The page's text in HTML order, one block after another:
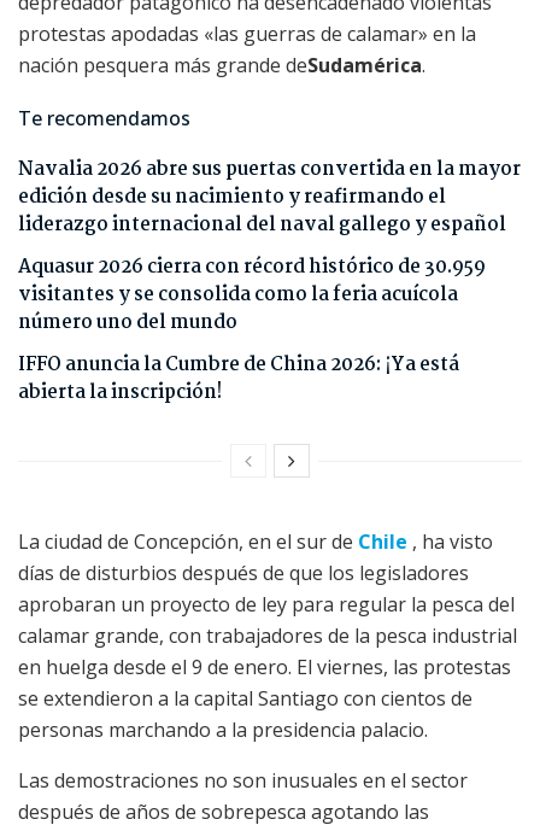
protestas apodadas «las guerras de calamar» en la
nación pesquera más grande deSudamérica.
Te recomendamos
Navalia 2026 abre sus puertas convertida en la mayor
edición desde su nacimiento y reafirmando el
liderazgo internacional del naval gallego y español
Aquasur 2026 cierra con récord histórico de 30.959
visitantes y se consolida como la feria acuícola
número uno del mundo
IFFO anuncia la Cumbre de China 2026: ¡Ya está
abierta la inscripción!
La ciudad de Concepción, en el sur de Chile , ha visto
días de disturbios después de que los legisladores
aprobaran un proyecto de ley para regular la pesca del
calamar grande, con trabajadores de la pesca industrial
en huelga desde el 9 de enero. El viernes, las protestas
se extendieron a la capital Santiago con cientos de
personas marchando a la presidencia palacio.
Las demostraciones no son inusuales en el sector
después de años de sobrepesca agotando las